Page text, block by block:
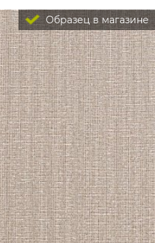
Образец в магазине